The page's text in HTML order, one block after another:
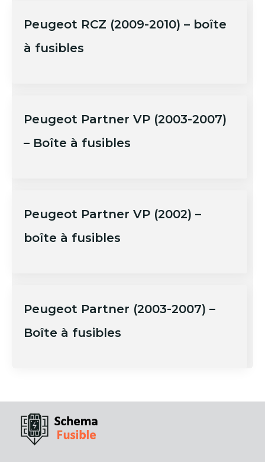
Peugeot RCZ (2009-2010) – boîte
à fusibles
Peugeot Partner VP (2003-2007)
– Boîte à fusibles
Peugeot Partner VP (2002) –
boîte à fusibles
Peugeot Partner (2003-2007) –
Boîte à fusibles